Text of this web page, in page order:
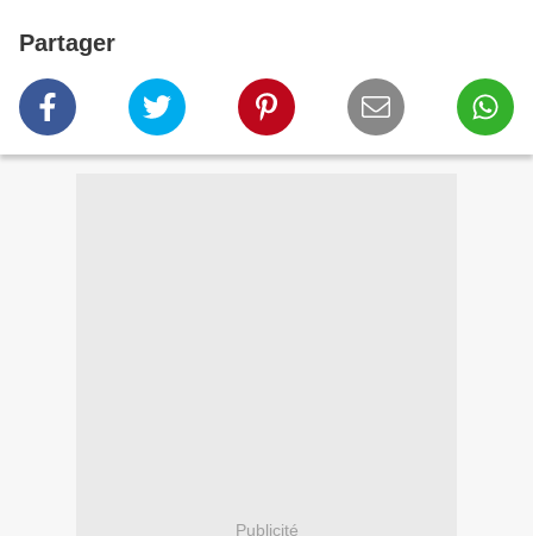
Partager
Publicité